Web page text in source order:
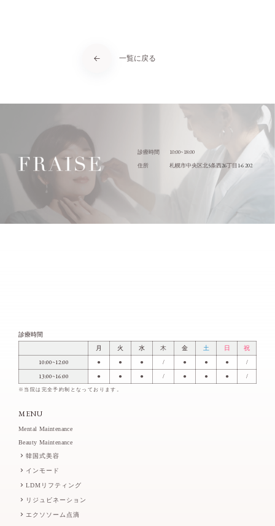
一覧に戻る
診療時間 10:00~18:00
住所 札幌市中央区北5条西26丁目 1-6 202
診療時間
月
火 水 木 金 土 日 祝
10:00~12:00 ● ● ● / ● ● ● /
13:00~16:00 ● ● ● / ● ● ● /
※当院は完全予約制となっております。
MENU
Mental Maintenance
Beauty Maintenance
韓国式美容
インモード
LDMリフティング
リジュビネーション
エクソソーム点滴